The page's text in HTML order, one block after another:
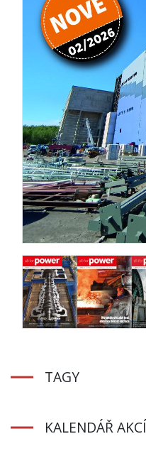
TAGY
KALENDÁŘ AKCÍ